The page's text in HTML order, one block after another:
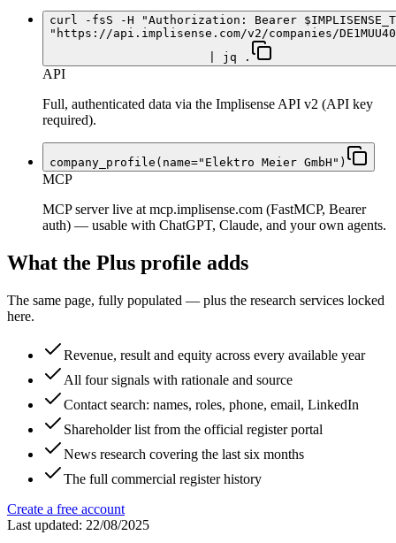
curl -fsS -H "Authorization: Bearer
"https://api.implisense.com/v2/companies/
| jq .
API
Full, authenticated data via the Implisense API v2 (API key
required).
company_profile(name="Elektro Meier GmbH")
MCP
MCP server live at mcp.implisense.com (FastMCP, Bearer
auth) — usable with ChatGPT, Claude, and your own agents.
What the Plus profile adds
The same page, fully populated — plus the research services locked
here.
Revenue, result and equity across every available year
All four signals with rationale and source
Contact search: names, roles, phone, email, LinkedIn
Shareholder list from the official register portal
News research covering the last six months
The full commercial register history
Create a free account
Last updated: 22/08/2025